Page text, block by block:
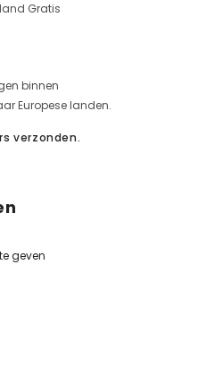
Gratis
binnen
Europese landen.
verzonden.
geven